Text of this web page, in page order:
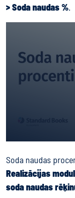
> Soda naudas %.
Soda naudas
Realizācijas
soda naudas